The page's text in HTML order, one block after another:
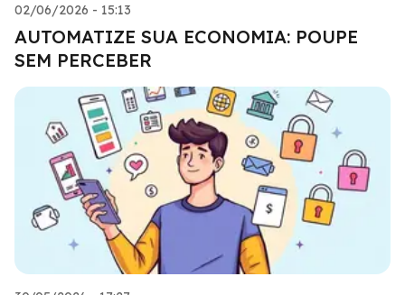
02/06/2026 - 15:13
AUTOMATIZE SUA ECONOMIA: POUPE
SEM PERCEBER